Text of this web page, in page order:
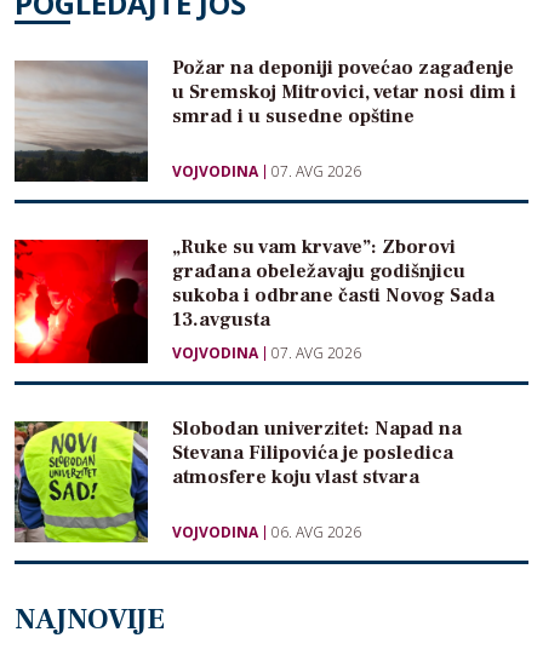
Požar na deponiji povećao zagađenje
u Sremskoj Mitrovici, vetar nosi dim i
smrad i u susedne opštine
VOJVODINA 07. AVG 2026
„Ruke su vam krvave”: Zborovi
građana obeležavaju godišnjicu
sukoba i odbrane časti Novog Sada
13.avgusta
VOJVODINA 07. AVG 2026
Slobodan univerzitet: Napad na
Stevana Filipovića je posledica
atmosfere koju vlast stvara
VOJVODINA 06. AVG 2026
NAJNOVIJE